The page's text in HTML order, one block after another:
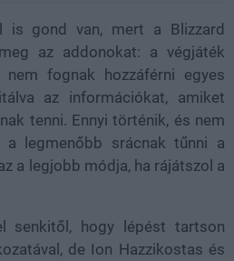
is gond van, mert a Blizzard
az addonokat: a végjáték
fognak hozzáférni egyes
az információkat, amiket
tenni. Ennyi történik, és nem
legmenőbb srácnak tűnni a
a legjobb módja, ha rájátszol a
senkitől, hogy lépést tartson
de Ion Hazzikostas és